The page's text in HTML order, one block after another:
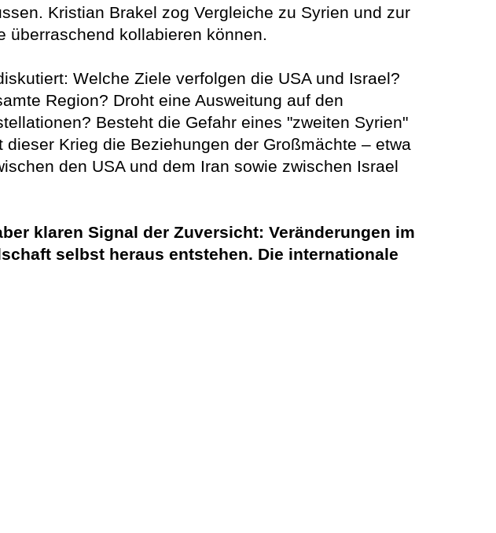
Kristian Brakel zog Vergleiche zu Syrien und zur
überraschend kollabieren können.
Welche Ziele verfolgen die USA und Israel?
Region? Droht eine Ausweitung auf den
Besteht die Gefahr eines "zweiten Syrien"
Krieg die Beziehungen der Großmächte – etwa
den USA und dem Iran sowie zwischen Israel
klaren Signal der Zuversicht: Veränderungen im
selbst heraus entstehen. Die internationale